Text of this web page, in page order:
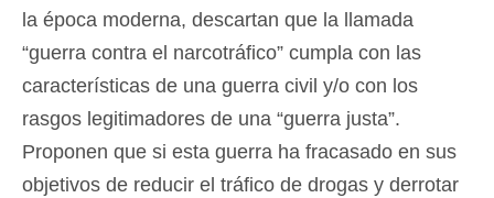
la época moderna, descartan que la llamada
“guerra contra el narcotráfico” cumpla con las
características de una guerra civil y/o con los
rasgos legitimadores de una “guerra justa”.
Proponen que si esta guerra ha fracasado en sus
objetivos de reducir el tráfico de drogas y derrotar